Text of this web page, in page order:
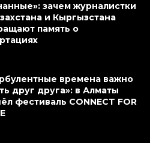
зачем журналистки
и Кыргызстана
память о
времена важно
друг друга»: в Алматы
фестиваль CONNECT FOR